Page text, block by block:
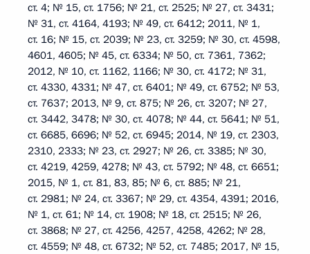
ст. 4; № 15, ст. 1756; № 21, ст. 2525; № 27, ст. 3431;
№ 31, ст. 4164, 4193; № 49, ст. 6412; 2011, № 1,
ст. 16; № 15, ст. 2039; № 23, ст. 3259; № 30, ст. 4598,
4601, 4605; № 45, ст. 6334; № 50, ст. 7361, 7362;
2012, № 10, ст. 1162, 1166; № 30, ст. 4172; № 31,
ст. 4330, 4331; № 47, ст. 6401; № 49, ст. 6752; № 53,
ст. 7637; 2013, № 9, ст. 875; № 26, ст. 3207; № 27,
ст. 3442, 3478; № 30, ст. 4078; № 44, ст. 5641; № 51,
ст. 6685, 6696; № 52, ст. 6945; 2014, № 19, ст. 2303,
2310, 2333; № 23, ст. 2927; № 26, ст. 3385; № 30,
ст. 4219, 4259, 4278; № 43, ст. 5792; № 48, ст. 6651;
2015, № 1, ст. 81, 83, 85; № 6, ст. 885; № 21,
ст. 2981; № 24, ст. 3367; № 29, ст. 4354, 4391; 2016,
№ 1, ст. 61; № 14, ст. 1908; № 18, ст. 2515; № 26,
ст. 3868; № 27, ст. 4256, 4257, 4258, 4262; № 28,
ст. 4559; № 48, ст. 6732; № 52, ст. 7485; 2017, № 15,